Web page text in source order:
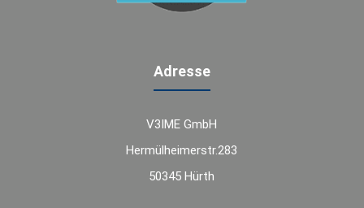
Adresse
V3IME GmbH
Hermülheimerstr.283
50345 Hürth